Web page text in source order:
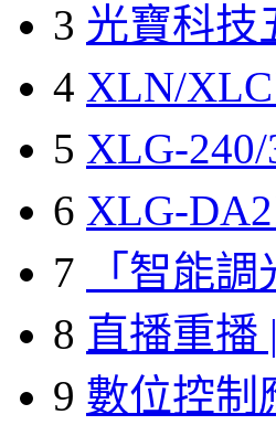
3 光寶科技
4 XLN/
5 XLG-
6 XLG-
7
「智能
8 直播重播
9 數位控制